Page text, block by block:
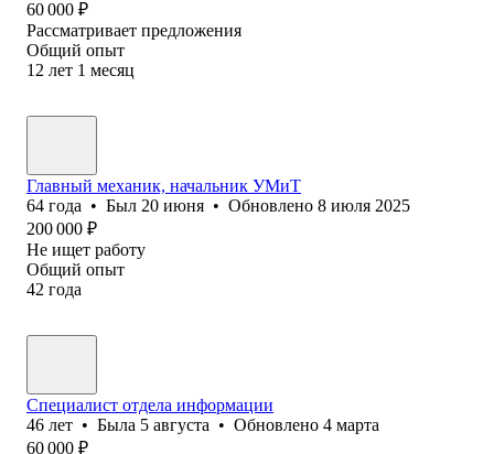
60 000 ₽
Рассматривает предложения
Общий опыт
12 лет 1 месяц
Главный механик, начальник УМиТ
64 года • Был 20 июня • Обновлено 8 июля 2025
200 000 ₽
Не ищет работу
Общий опыт
42 года
Специалист отдела информации
46 лет • Была 5 августа • Обновлено 4 марта
60 000 ₽